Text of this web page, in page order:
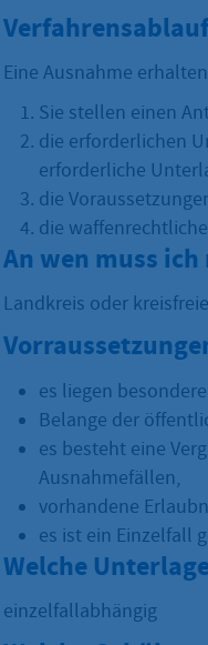
Verfahrensablauf
Eine Ausnahme
Sie stellen einen
die erforderlichen
erforderliche
die
die
An wen muss
Landkreis oder
es liegen
Belange der
es besteht eine
Ausnahmefällen,
vorhandene
es ist ein Einzelfall
Welche
einzelfallabhängig